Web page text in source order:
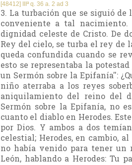
[48412] IIIª q. 36 a. 2 ad 3
3. La turbación que se siguió
conveniente a tal nacimiento.
dignidad celeste de Cristo. De
Rey del cielo, se turba el rey de
queda confundida cuando se
esto se representaba la
un Sermón sobre la Epifanía'':
niño aterraba a los reyes
aniquilamiento del reino del
Sermón sobre la Epifanía, no
cuanto el diablo en Herodes.
por Dios. Y ambos a dos
celestial; Herodes, en cambio,
no había venido para tener un
León, hablando a Herodes: Tu